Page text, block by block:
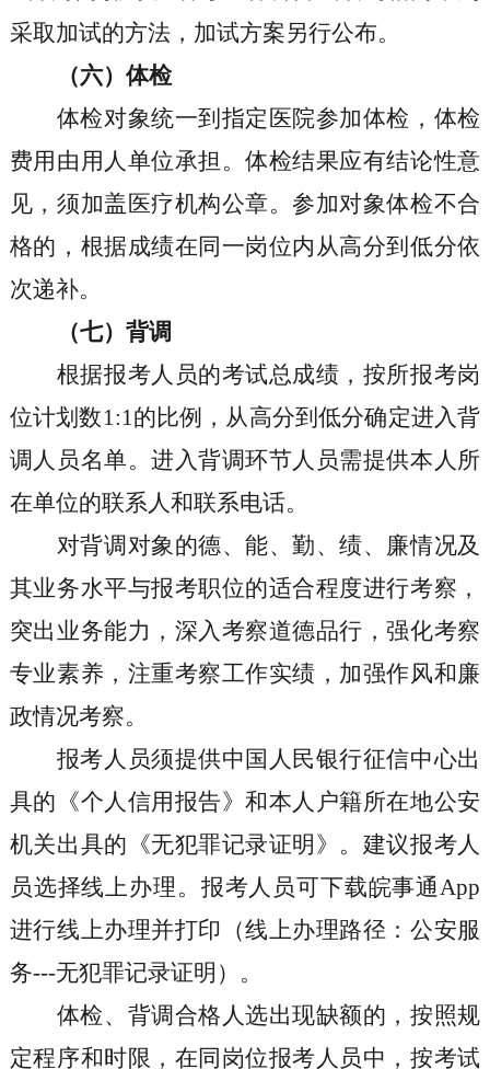
采取加试的方法，加试方案另行公布。
（六）体检
体检对象统一到指定医院参加体检，体检
费用由用人单位承担。体检结果应有结论性意
见，须加盖医疗机构公章。参加对象体检不合
格的，根据成绩在同一岗位内从高分到低分依
次递补。
（七）背调
根据报考人员的考试总成绩，按所报考岗
位计划数1:1的比例，从高分到低分确定进入背
调人员名单。进入背调环节人员需提供本人所
在单位的联系人和联系电话。
对背调对象的德、能、勤、绩、廉情况及
其业务水平与报考职位的适合程度进行考察，
突出业务能力，深入考察道德品行，强化考察
专业素养，注重考察工作实绩，加强作风和廉
政情况考察。
报考人员须提供中国人民银行征信中心出
具的《个人信用报告》和本人户籍所在地公安
机关出具的《无犯罪记录证明》。建议报考人
员选择线上办理。报考人员可下载皖事通App
进行线上办理并打印（线上办理路径：公安服
务---无犯罪记录证明）。
体检、背调合格人选出现缺额的，按照规
定程序和时限，在同岗位报考人员中，按考试